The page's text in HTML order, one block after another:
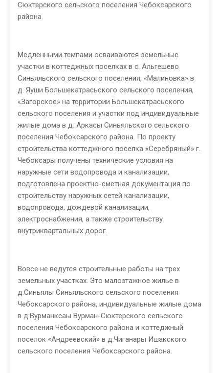
Сюктерского сельского поселения Чебоксарского
района.
Медленными темпами осваиваются земельные
участки в коттеджных поселках в с. Альгешево
Синьяльского сельского поселения, «Малиновка» в
д. Яуши Большекатрасьского сельского поселения,
«Загорское» на территории Большекатрасьского
сельского поселения и участки под индивидуальные
жилые дома в д. Аркасы Синьяльского сельского
поселения Чебоксарского района. По проекту
строительства коттеджного поселка «Серебряный» г.
Чебоксары получены технические условия на
наружные сети водопровода и канализации,
подготовлена проектно-сметная документация по
строительству наружных сетей канализации,
водопровода, дождевой канализации,
электроснабжения, а также строительству
внутриквартальных дорог.
Вовсе не ведутся строительные работы на трех
земельных участках. Это малоэтажное жилье в
д.Синьялы Синьяльского сельского поселения
Чебоксарского района, индивидуальные жилые дома
в д.Вурманксаы Вурман-Сюктерского сельского
поселения Чебоксарского района и коттеджный
поселок «Андреевский» в д.Чиганары Ишакского
сельского поселения Чебоксарского района.